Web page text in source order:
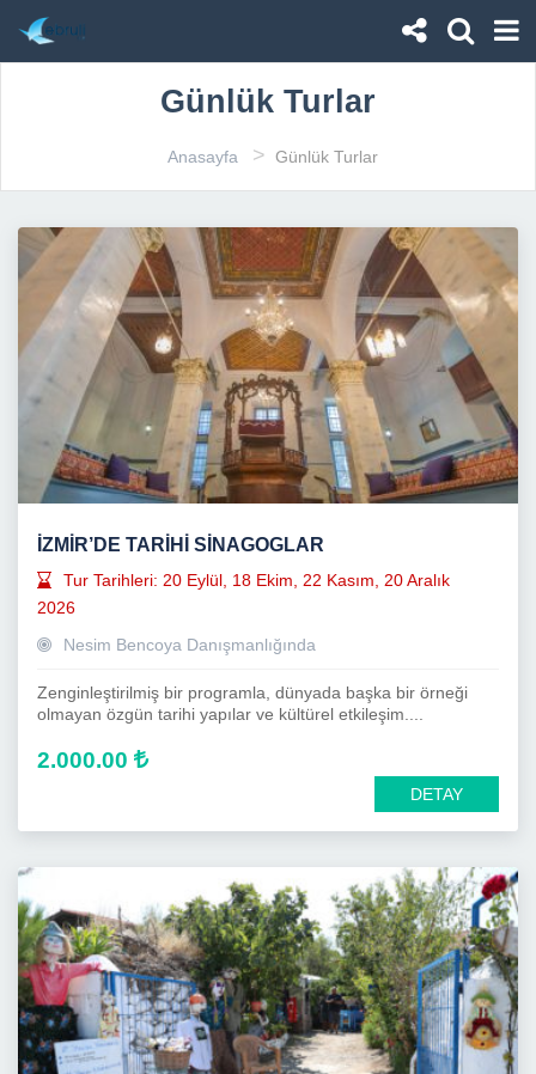
Günlük Turlar
Anasayfa > Günlük Turlar
İZMİR’DE TARİHİ SİNAGOGLAR
Tur Tarihleri: 20 Eylül, 18 Ekim, 22 Kasım, 20 Aralık
2026
Nesim Bencoya Danışmanlığında
Zenginleştirilmiş bir programla, dünyada başka bir örneği
olmayan özgün tarihi yapılar ve kültürel etkileşim....
2.000.00
DETAY